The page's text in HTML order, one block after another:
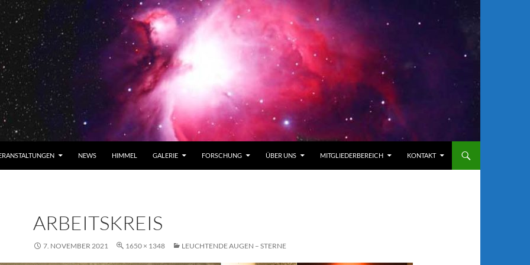
NEWS HIMMEL GALERIE FORSCHUNG ÜBER UNS MITGLIEDERBEREICH KONTAKT
ARBEITSKREIS
7. NOVEMBER 2021 1650 × 1348 LEUCHTENDE AUGEN – STERNE